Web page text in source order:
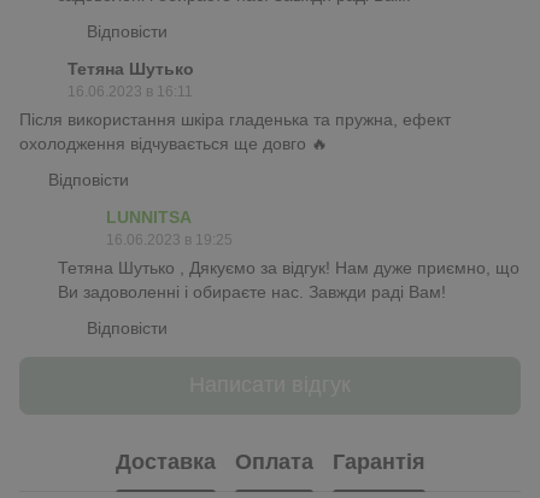
Відповісти
Тетяна Шутько
16.06.2023 в 16:11
Після використання шкіра гладенька та пружна, ефект
охолодження відчувається ще довго 🔥
Відповісти
LUNNITSA
16.06.2023 в 19:25
Тетяна Шутько , Дякуємо за відгук! Нам дуже приємно, що
Ви задоволенні і обираєте нас. Завжди раді Вам!
Відповісти
Доставка Оплата Гарантія